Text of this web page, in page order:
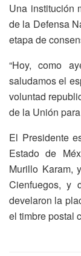
Una institución
de la Defensa
etapa de
“Hoy, como
saludamos el
voluntad
de la Unión
El Presidente
Estado de
Murillo Karam,
Cienfuegos, y
develaron la
el timbre postal